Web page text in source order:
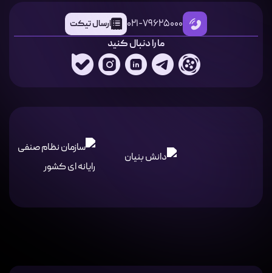
021-79625000 ارسال تیکت
ما را دنبال کنید